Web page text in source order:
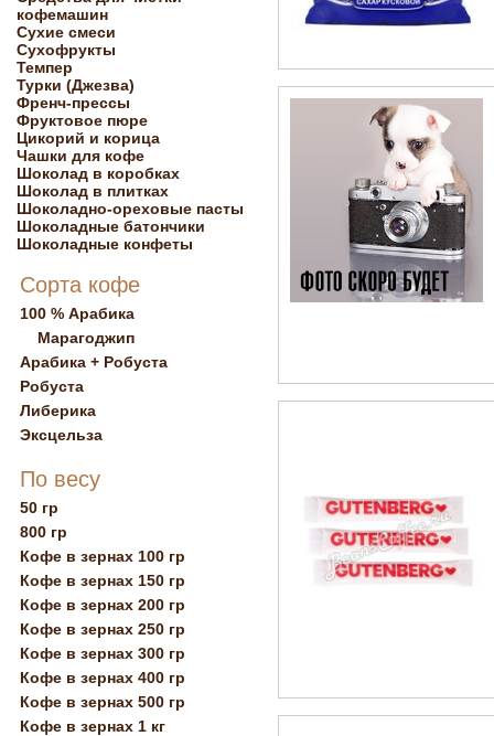
кофемашин
Сухие смеси
Сухофрукты
Темпер
Турки (Джезва)
Френч-прессы
Фруктовое пюре
Цикорий и корица
Чашки для кофе
Шоколад в коробках
Шоколад в плитках
Шоколадно-ореховые пасты
Шоколадные батончики
Шоколадные конфеты
Сорта кофе
100 % Арабика
Марагоджип
Арабика + Робуста
Робуста
Либерика
Эксцельза
По весу
50 гр
800 гр
Кофе в зернах 100 гр
Кофе в зернах 150 гр
Кофе в зернах 200 гр
Кофе в зернах 250 гр
Кофе в зернах 300 гр
Кофе в зернах 400 гр
Кофе в зернах 500 гр
Кофе в зернах 1 кг